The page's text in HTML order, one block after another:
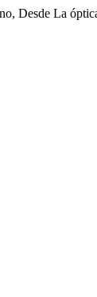
Desde La